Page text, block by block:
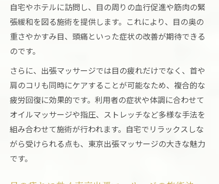
自宅やホテルに訪問し、目の周りの血行促進や筋肉の緊
張緩和を図る施術を提供します。これにより、目の奥の
重さやかすみ目、頭痛といった症状の改善が期待できる
のです。
さらに、出張マッサージでは目の疲れだけでなく、首や
肩のコリも同時にケアすることが可能なため、複合的な
疲労回復に効果的です。利用者の症状や体調に合わせて
オイルマッサージや指圧、ストレッチなど多様な手法を
組み合わせて施術が行われます。自宅でリラックスしな
がら受けられる点も、東京出張マッサージの大きな魅力
です。